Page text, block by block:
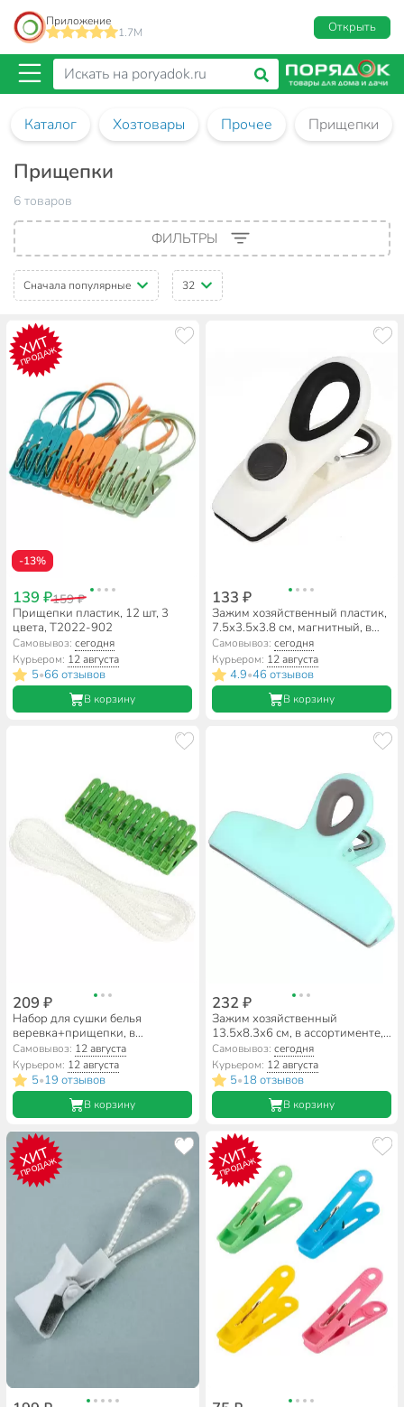
Приложение
1.7M
Открыть
Каталог Хозтовары Прочее Прищепки
Прищепки
6 товаров
ФИЛЬТРЫ
Сначала популярные 32
ХИТ
ПРОДАЖ
-13%
139 ₽159 ₽
Прищепки пластик, 12 шт, 3
цвета, T2022-902
Самовывоз:сегодня
Курьером: 12 августа
5•66 отзывов
В корзину
133 ₽
Зажим хозяйственный пластик,
7.5х3.5х3.8 см, магнитный, в
ассортименте, T2022-HT080
Самовывоз: сегодня
Курьером: 12 августа
4.9•46 отзывов
В корзину
209 ₽
Набор для сушки белья
веревка+прищепки, в
ассортименте, Кона, 8969-1/12-
310
Самовывоз: 12 августа
Курьером: 12 августа
5•19 отзывов
В корзину
232 ₽
Зажим хозяйственный
13.5х8.3х6 см, в ассортименте,
T2022-HT081
Самовывоз: сегодня
Курьером: 12 августа
5•18 отзывов
В корзину
ХИТ
ПРОДАЖ ХИТ
ПРОДАЖ